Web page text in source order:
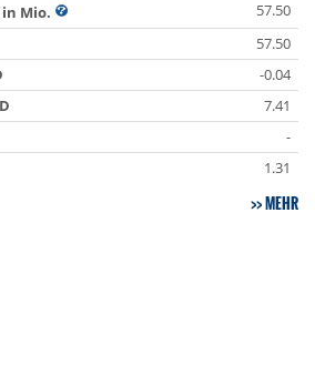
Mio.
57.50
57.50
-0.04
7.41
-
1.31
MEHR